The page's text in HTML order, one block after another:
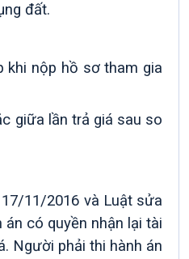
đất.
khi nộp hồ sơ tham gia
giữa lần trả giá sau so
11/2016 và Luật sửa
có quyền nhận lại tài
Người phải thi hành án